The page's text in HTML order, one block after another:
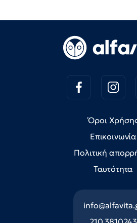
Όροι
Επικοινωνία
Πολιτική
Ταυτότητα